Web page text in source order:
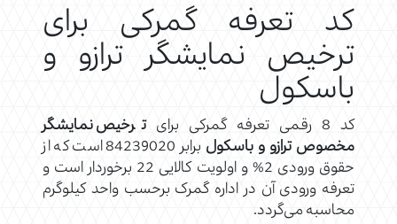
کد تعرفه گمرکی برای
ترخیص نمایشگر ترازو و
باسکول
کد 8 رقمی تعرفه گمرکی برای
ترخیص نمایشگر
مخصوص ترازو و باسکول
برابر 84239020 است که از
حقوق ورودی 2% و اولویت کالایی 22 برخوردار است و
تعرفه ورودی آن در اداره گمرک برحسب واحد کیلوگرم
محاسبه می‌گردد.